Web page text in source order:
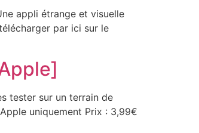
appli étrange et visuelle
par ici sur le
tester sur un terrain de
uniquement Prix : 3,99€